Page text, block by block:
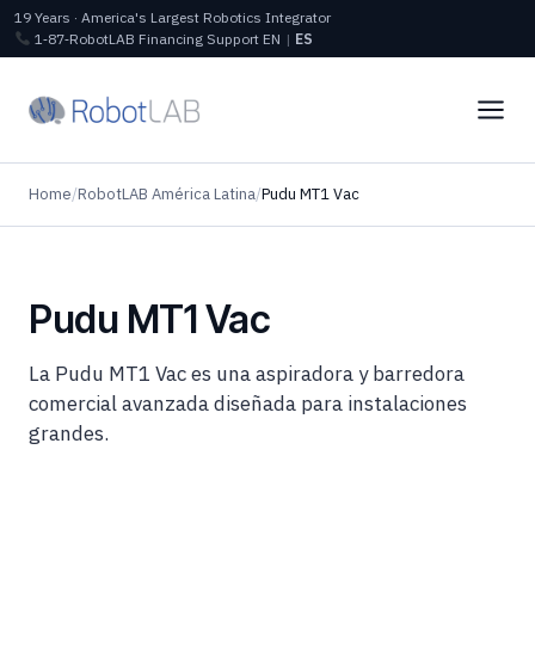
19 Years · America's Largest Robotics Integrator
1‑87‑RobotLAB Financing Support EN | ES
Home/RobotLAB América Latina/Pudu MT1 Vac
Pudu MT1 Vac
La Pudu MT1 Vac es una aspiradora y barredora
comercial avanzada diseñada para instalaciones
grandes.